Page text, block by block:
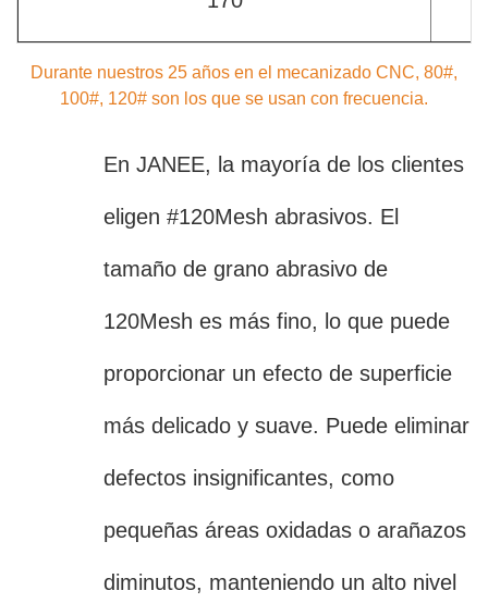
Durante nuestros 25 años en el mecanizado CNC, 80#,
100#, 120# son los que se usan con frecuencia.
En JANEE, la mayoría de los clientes
eligen #120Mesh abrasivos. El
tamaño de grano abrasivo de
120Mesh es más fino, lo que puede
proporcionar un efecto de superficie
más delicado y suave. Puede eliminar
defectos insignificantes, como
pequeñas áreas oxidadas o arañazos
diminutos, manteniendo un alto nivel